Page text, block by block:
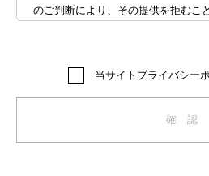
のご判断により、その提供を拒むこ
お客様にご提供いただきました個人
を超えてお客様の個人情報を利用す
客様に事前にその利用目的をご連絡
当サイトプライバシー
確 認